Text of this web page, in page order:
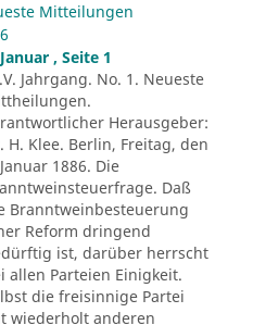
Mitteilungen
, Seite 1
Jahrgang. No. 1. Neueste
Herausgeber:
H. Klee. Berlin, Freitag, den
1886. Die
Daß
Branntweinbesteuerung
Reform dringend
ist, darüber herrscht
allen Parteien Einigkeit.
die freisinnige Partei
wiederholt anderen